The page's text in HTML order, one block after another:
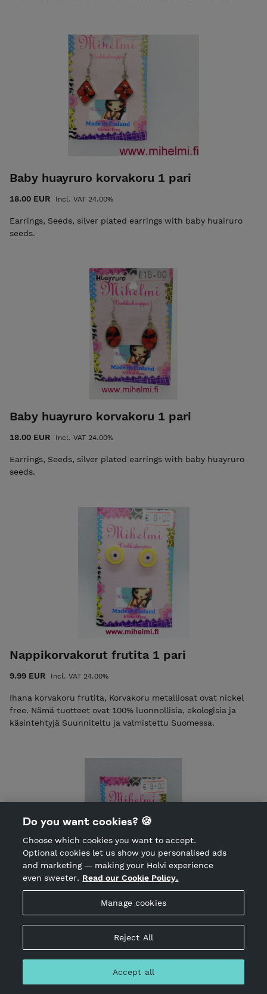
and life. Materiaalit: huayruro Muista Korut eivät kestä
liallista kosteutta ja kuumuutta eikä kemikaaleja. Puhdista
pehmeällä liinalla ylläpitää kiiltoa. säädettävä lukko. Tämä
tuote on 100% luonnollinen, ekologinen ja käsintehtyjä
Baby huayruro korvakoru 1 pari
18.00 EUR Incl. VAT 24.00%
Earrings, Seeds, silver plated earrings with baby huairuro
seeds.
Baby huayruro korvakoru 1 pari
18.00 EUR Incl. VAT 24.00%
Earrings, Seeds, silver plated earrings with baby huayruro
seeds.
Nappikorvakorut frutita 1 pari
9.99 EUR Incl. VAT 24.00%
Ihana korvakoru frutita, Korvakoru metalliosat ovat nickel
free. Nämä tuotteet ovat 100% luonnollisia, ekologisia ja
käsintehtyjä Suunniteltu ja valmistettu Suomessa.
Nappikorvakorut frutita 1 pari
9.99 EUR Incl. VAT 24.00%
Ihana korvakoru frutita, Korvakoru metalliosat ovat nickel
free. Nämä tuotteet ovat 100% luonnollisia, ekologisia ja
käsintehtyjä Suunniteltu ja valmistettu Suomessa.
Do you want cookies? 🍪
Choose which cookies you want to accept.
Optional cookies let us show you personalised ads
and marketing — making your Holvi experience
even sweeter. Read our Cookie Policy.
Manage cookies
Reject All
Accept all